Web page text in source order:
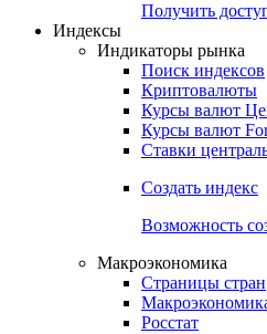
Получить
Индексы
Индикаторы рынка
Поиск индексов
Криптовалюты
Курсы валют
Курсы валют
Ставки
Создать индекс
Возможность
Макроэкономика
Страницы стран
Росстат